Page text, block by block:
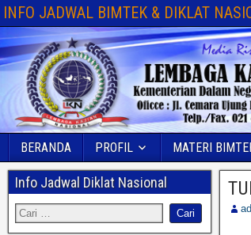
INFO JADWAL BIMTEK & DIKLAT
BERANDA PROFIL MATERI
Info Jadwal Diklat Nasional